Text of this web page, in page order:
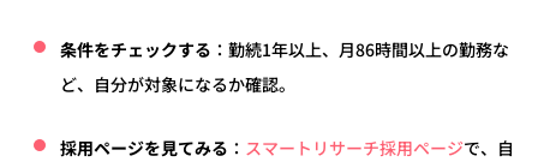
条件をチェックする ：勤続1年以上、月86時間以上の勤務な
ど、自分が対象になるか確認。
採用ページを見てみる ： スマートリサーチ採用ページで、自